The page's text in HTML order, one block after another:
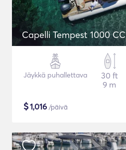
Capelli Tempest 1000 CC
Jäykkä puhallettava
30 ft
9 m
$1,016 /päivä